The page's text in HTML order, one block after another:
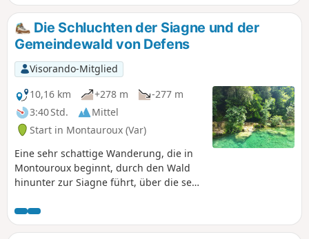
Die Schluchten der Siagne und der
Gemeindewald von Defens
Visorando-Mitglied
10,16 km
+278 m
-277 m
3:40 Std.
Mittel
Start in Montauroux (Var)
Eine sehr schattige Wanderung, die in
Montouroux beginnt, durch den Wald
hinunter zur Siagne führt, über die sehr
Badeplätze verläuft und durch einen
schönen Wald mit jahrhundertealten